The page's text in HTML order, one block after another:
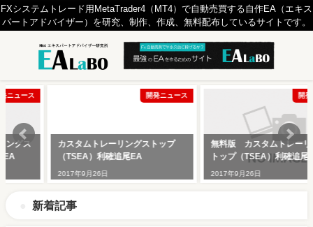
FXシステムトレード用MetaTrader4（MT4）で自動売買する自作EA（エキス
パートアドバイザー）を研究、制作、作成、無料配布しているサイトです。
開発ニュース
カスタムトレーリングストップ
（TSEA）利確追尾EA
2017年9月26日
開発ニュース
無料版 カスタムトレーリングス
トップ（TSEA）利確追尾EA
2017年9月26日
新着記事